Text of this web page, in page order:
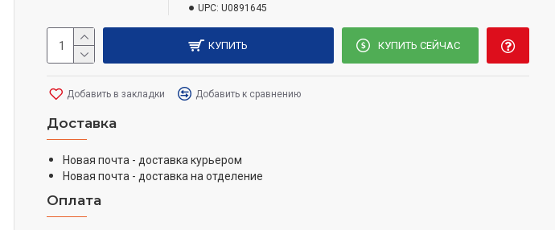
UPC: U0891645
КУПИТЬ КУПИТЬ СЕЙЧАС
Добавить в закладки Добавить к сравнению
Доставка
Новая почта - доставка курьером
Новая почта - доставка на отделение
Оплата